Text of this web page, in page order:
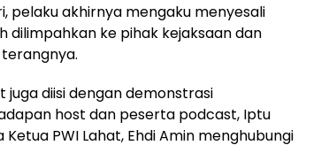
pelaku akhirnya mengaku menyesali
dilimpahkan ke pihak kejaksaan dan
diisi dengan demonstrasi
host dan peserta podcast, Iptu
PWI Lahat, Ehdi Amin menghubungi